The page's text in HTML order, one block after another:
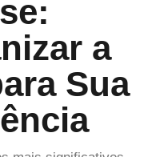
a
Sua